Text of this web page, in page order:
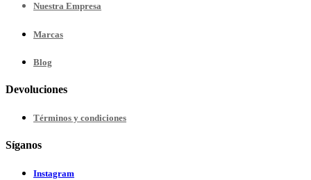
Nuestra Empresa
Marcas
Blog
Devoluciones
Términos y condiciones
Síganos
Instagram